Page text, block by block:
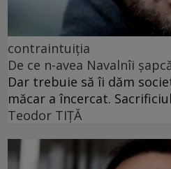
contraintuiția
De ce n-avea Navalnîi
Dar trebuie să îi dăm
măcar a încercat.
Teodor TIŢĂ